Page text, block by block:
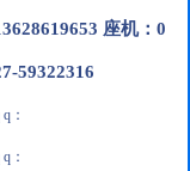
座机：0
59322316
：
：